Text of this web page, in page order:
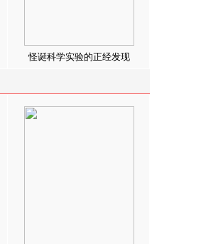
怪诞科学实验的正经发现